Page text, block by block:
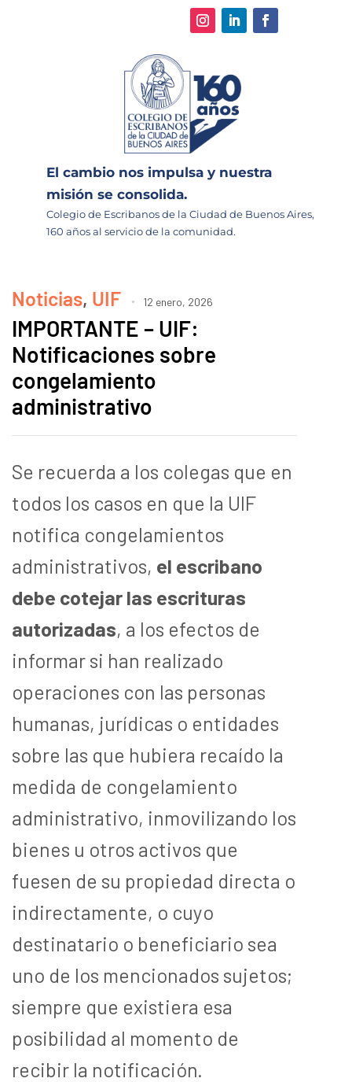
El cambio nos impulsa y nuestra
misión se consolida.
Colegio de Escribanos de la Ciudad de Buenos Aires,
160 años al servicio de la comunidad.
Noticias, UIF 12 enero, 2026
IMPORTANTE – UIF:
Notificaciones sobre
congelamiento
administrativo
Se recuerda a los colegas que en
todos los casos en que la UIF
notifica congelamientos
administrativos, el escribano
debe cotejar las escrituras
autorizadas, a los efectos de
informar si han realizado
operaciones con las personas
humanas, jurídicas o entidades
sobre las que hubiera recaído la
medida de congelamiento
administrativo, inmovilizando los
bienes u otros activos que
fuesen de su propiedad directa o
indirectamente, o cuyo
destinatario o beneficiario sea
uno de los mencionados sujetos;
siempre que existiera esa
posibilidad al momento de
recibir la notificación.